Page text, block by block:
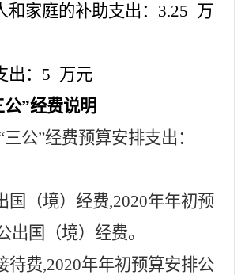
和家庭的补助支出： 3.25 万
： 5 万元
公”经费说明
三公”经费预算安排支出：
（境）经费,2020年年初预
出国（境）经费。
费,2020年年初预算安排公